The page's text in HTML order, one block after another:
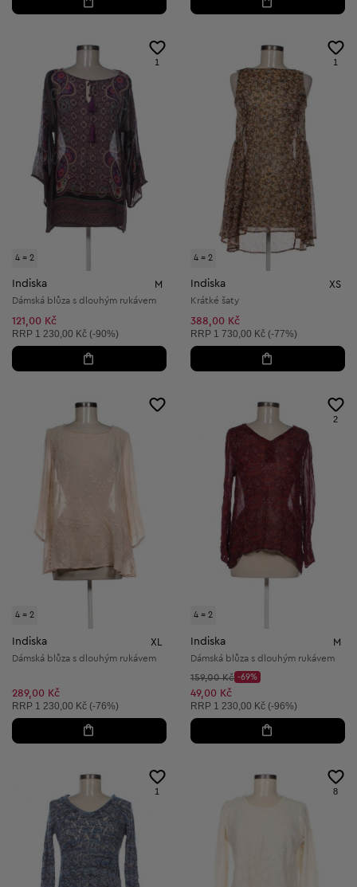
4 = 2
1
Indiska M
Dámská blůza s dlouhým rukávem
121,00 Kč
Doporučená cena:
RRP 1 230,00 Kč (-90%)
4 = 2
1
Indiska XS
Krátké šaty
388,00 Kč
Doporučená cena:
RRP 1 730,00 Kč (-77%)
4 = 2
Indiska XL
Dámská blůza s dlouhým rukávem
289,00 Kč
Doporučená cena:
RRP 1 230,00 Kč (-76%)
4 = 2
2
Indiska M
Dámská blůza s dlouhým rukávem
Původní cena:
159,00 Kč
Discount Price:
-69%
Snížená cena:
49,00 Kč
Doporučená cena:
RRP 1 230,00 Kč (-96%)
1 8